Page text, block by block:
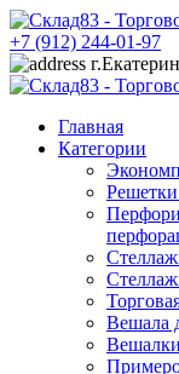
+7 (912) 244-01-97
Главная
Категории
Вешала